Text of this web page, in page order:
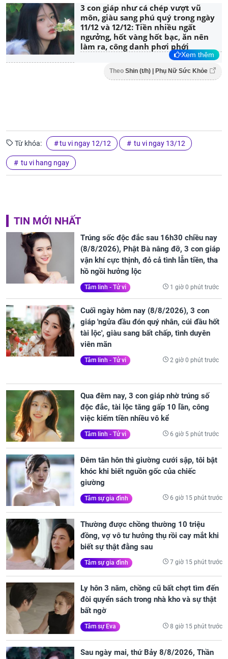
3 con giáp như cá chép vượt vũ
môn, giàu sang phú quý trong ngày
11/12 và 12/12: Tiền nhiều ngất
ngưởng, hốt vàng hốt bạc, ăn nên
làm ra, công danh phơi phới
Xem thêm
Theo Shin (t/h) | Phụ Nữ Sức Khỏe
Từ khóa: tu vi ngay 12/12 tu vi ngay 13/12
tu vi hang ngay
TIN MỚI NHẤT
Trúng sốc độc đắc sau 16h30 chiều nay
(8/8/2026), Phật Bà nâng đỡ, 3 con giáp
vận khí cực thịnh, đỏ cả tình lẫn tiền, tha
hồ ngồi hưởng lộc
Tâm linh - Tử vi 1 giờ 0 phút trước
Cuối ngày hôm nay (8/8/2026), 3 con
giáp 'ngửa đầu đón quý nhân, cúi đầu hốt
tài lộc', giàu sang bất chấp, tình duyên
viên mãn
Tâm linh - Tử vi 2 giờ 0 phút trước
Qua đêm nay, 3 con giáp nhờ trúng số
độc đắc, tài lộc tăng gấp 10 lần, công
việc kiếm tiền nhiều vô kể
Tâm linh - Tử vi 6 giờ 5 phút trước
Đêm tân hôn thì giường cưới sập, tôi bật
khóc khi biết nguồn gốc của chiếc
giường
Tâm sự gia đình 6 giờ 15 phút trước
Thường được chồng thường 10 triệu
đồng, vợ vô tư hưởng thụ rồi cay mắt khi
biết sự thật đằng sau
Tâm sự gia đình 7 giờ 15 phút trước
Ly hôn 3 năm, chồng cũ bất chợt tìm đến
đòi quyển sách trong nhà kho và sự thật
bất ngờ
Tâm sự Eva 8 giờ 15 phút trước
Sau ngày mai, thứ Bảy 8/8/2026, Thần